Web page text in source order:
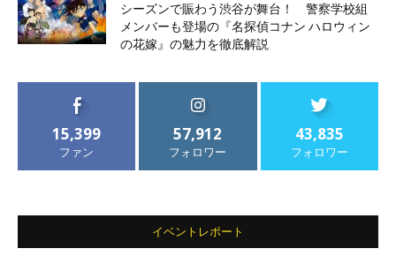
シーズンで賑わう渋谷が舞台！ 警察学校組
メンバーも登場の『名探偵コナン ハロウィン
の花嫁』の魅力を徹底解説
15,399
ファン
57,912
フォロワー
43,835
フォロワー
イベントレポート